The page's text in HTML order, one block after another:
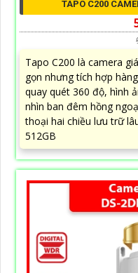
TAPO C200
Tapo C200 là camera
gọn nhưng tích hợp
quay quét 360 độ, hình
nhìn ban đêm hồng
thoại hai chiều lưu trữ
512GB